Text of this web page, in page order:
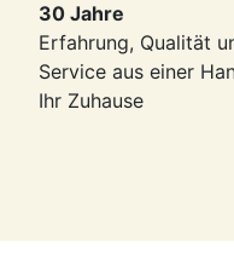
30 Jahre
Erfahrung, Qualität
Service aus einer
Ihr Zuhause